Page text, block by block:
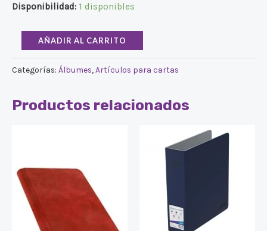
Disponibilidad: 1 disponibles
AÑADIR AL CARRITO
Categorías: Álbumes,Artículos para cartas
Productos relacionados